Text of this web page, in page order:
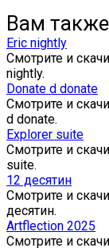
Вам
Eric nightly
Смотрите и
nightly.
Donate d donate
Смотрите и
d donate.
Explorer suite
Смотрите и
suite.
12 десятин
Смотрите и
десятин.
Artflection 2025
Смотрите и